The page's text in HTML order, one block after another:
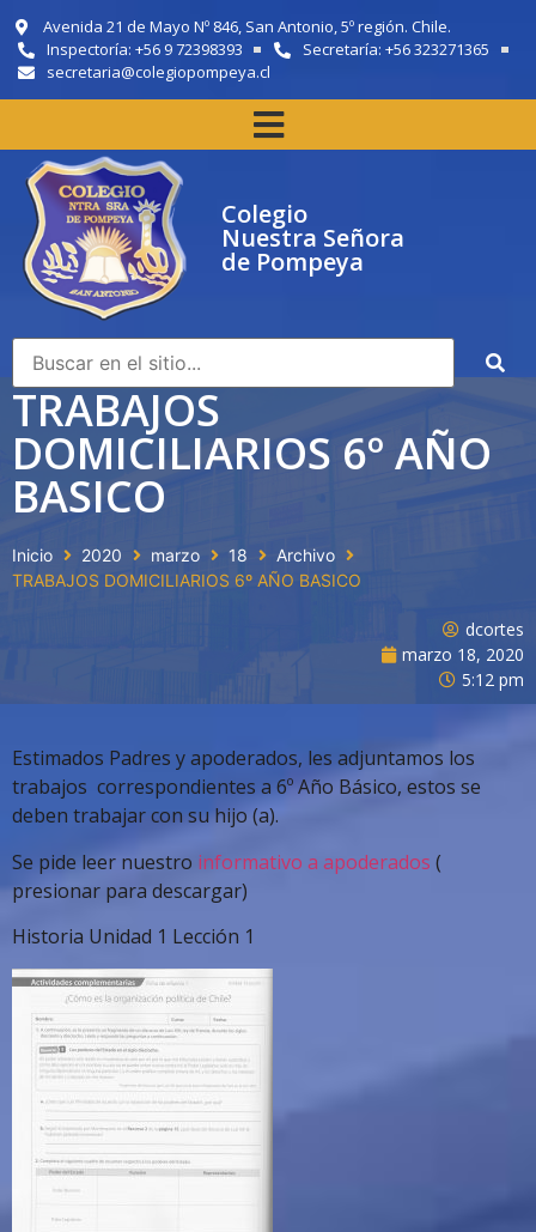
Avenida 21 de Mayo Nº 846, San Antonio, 5º región. Chile.
Inspectoría: +56 9 72398393
Secretaría: +56 323271365
secretaria@colegiopompeya.cl
Colegio
Nuestra Señora
de Pompeya
TRABAJOS
DOMICILIARIOS 6º AÑO
BASICO
Inicio 2020 marzo 18
Archivo
TRABAJOS DOMICILIARIOS 6º AÑO BASICO
dcortes
marzo 18, 2020
5:12 pm
Estimados Padres y apoderados, les adjuntamos los
trabajos correspondientes a 6º Año Básico, estos se
deben trabajar con su hijo (a).
Se pide leer nuestro informativo a apoderados (
presionar para descargar)
Historia Unidad 1 Lección 1